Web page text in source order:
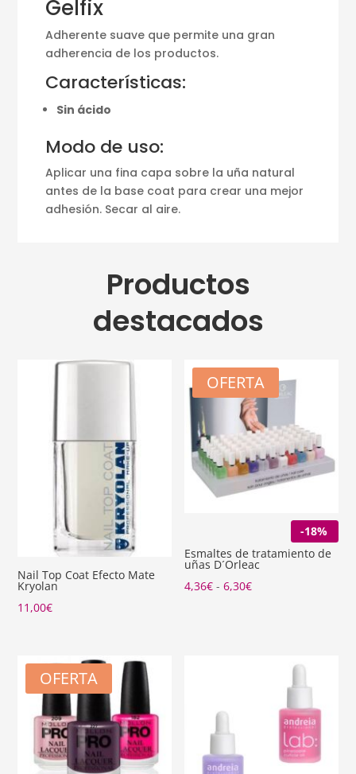
Gelfix
Adherente suave que permite una gran
adherencia de los productos.
Características:
Sin ácido
Modo de uso:
Aplicar una fina capa sobre la uña natural
antes de la base coat para crear una mejor
adhesión. Secar al aire.
Productos
destacados
Nail Top Coat Efecto Mate
Kryolan
11,00€
OFERTA
-18%
Esmaltes de tratamiento de
uñas D´Orleac
4,36€ - 6,30€Rango
6,30€
OFERTA